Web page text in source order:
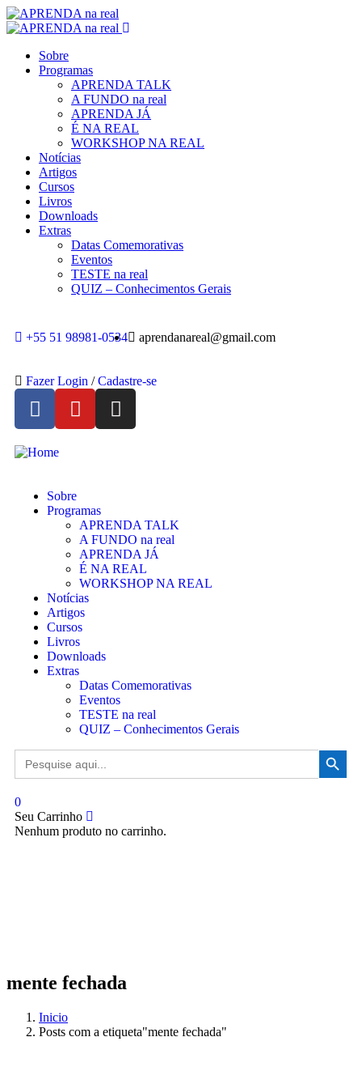
Sobre
Programas
APRENDA TALK
A FUNDO na real
APRENDA JÁ
É NA REAL
WORKSHOP NA REAL
Notícias
Artigos
Cursos
Livros
Downloads
Extras
Datas Comemorativas
Eventos
TESTE na real
QUIZ – Conhecimentos Gerais
+55 51 98981-0534 aprendanareal@gmail.com
Fazer Login / Cadastre-se
Sobre
Programas
APRENDA TALK
A FUNDO na real
APRENDA JÁ
É NA REAL
WORKSHOP NA REAL
Notícias
Artigos
Cursos
Livros
Downloads
Extras
Datas Comemorativas
Eventos
TESTE na real
QUIZ – Conhecimentos Gerais
Search
for:
Search Button
0
Seu Carrinho
Nenhum produto no carrinho.
mente fechada
Inicio
Posts com a etiqueta"mente fechada"